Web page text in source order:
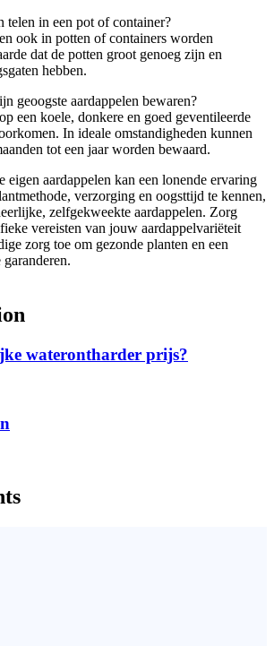
telen in een pot of container?
ook in potten of containers worden
dat de potten groot genoeg zijn en
hebben.
geoogste aardappelen bewaren?
een koele, donkere en goed geventileerde
In ideale omstandigheden kunnen
tot een jaar worden bewaard.
eigen aardappelen kan een lonende ervaring
verzorging en oogsttijd te kennen,
zelfgekweekte aardappelen. Zorg
vereisten van jouw aardappelvariëteit
zorg toe om gezonde planten en een
waterontharder prijs?